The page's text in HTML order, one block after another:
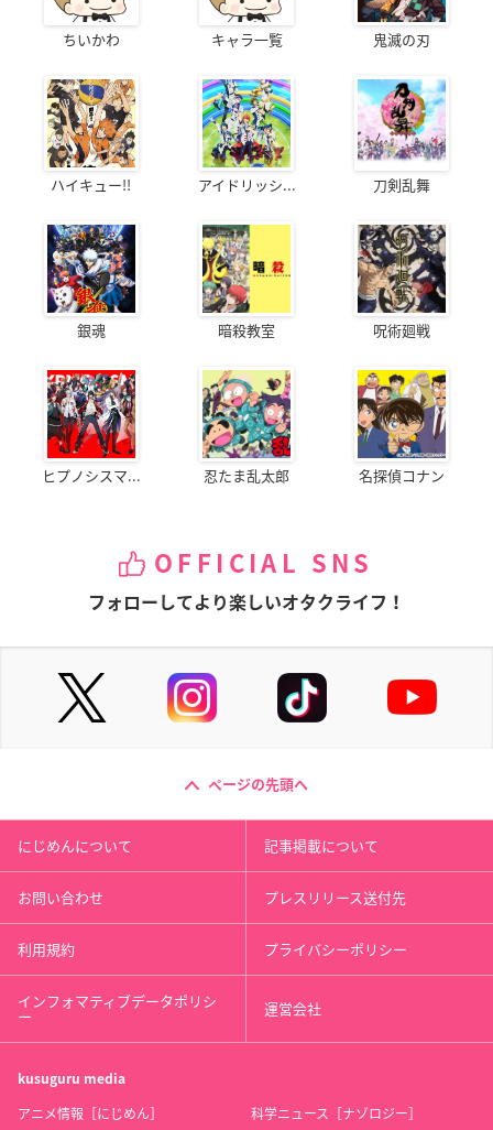
ちいかわ キャラ一覧 鬼滅の刃
ハイキュー!! アイドリッシ... 刀剣乱舞
銀魂 暗殺教室 呪術廻戦
ヒプノシスマ... 忍たま乱太郎 名探偵コナン
OFFICIAL SNS
フォローしてより楽しいオタクライフ！
ページの先頭へ
にじめんについて 記事掲載について
お問い合わせ プレスリリース送付先
利用規約 プライバシーポリシー
インフォマティブデータポリシ
ー 運営会社
kusuguru media
アニメ情報［にじめん］
科学ニュース［ナゾロジー］